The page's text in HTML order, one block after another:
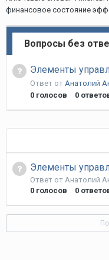
финансовое состояние
Вопросы без
Элементы
Ответ от Анатолий
0 голосов 0
Элементы
Ответ от Анатолий
0 голосов 0